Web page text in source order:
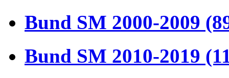
Bund SM 2000-2009
Bund SM 2010-2019